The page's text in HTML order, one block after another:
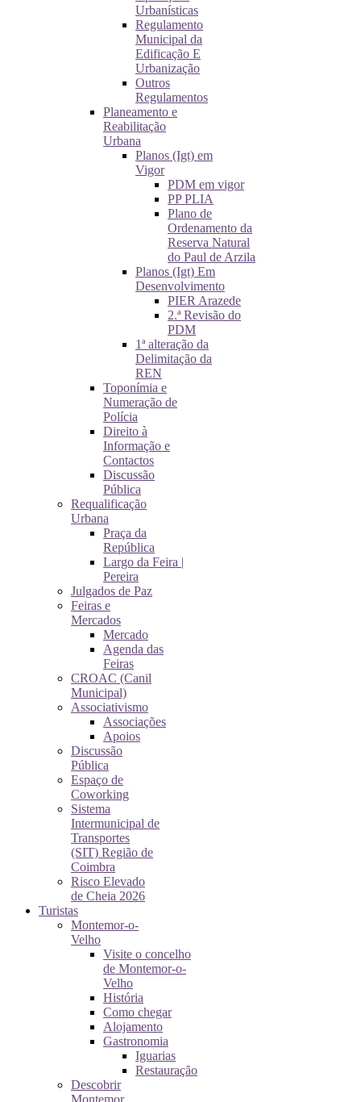
Urbanísticas
Regulamento
Municipal da
Edificação E
Urbanização
Outros
Regulamentos
Planeamento e
Reabilitação
Urbana
Planos (Igt) em
Vigor
PDM em vigor
PP PLIA
Plano de
Ordenamento da
Reserva Natural
do Paul de Arzila
Planos (Igt) Em
Desenvolvimento
PIER Arazede
2.ª Revisão do
PDM
1ª alteração da
Delimitação da
REN
Toponímia e
Numeração de
Polícia
Direito à
Informação e
Contactos
Discussão
Pública
Requalificação
Urbana
Praça da
República
Largo da Feira |
Pereira
Julgados de Paz
Feiras e
Mercados
Mercado
Agenda das
Feiras
CROAC (Canil
Municipal)
Associativismo
Associações
Apoios
Discussão
Pública
Espaço de
Coworking
Sistema
Intermunicipal de
Transportes
(SIT) Região de
Coimbra
Risco Elevado
de Cheia 2026
Turistas
Montemor-o-
Velho
Visite o concelho
de Montemor-o-
Velho
História
Como chegar
Alojamento
Gastronomia
Iguarias
Restauração
Descobrir
Montemor